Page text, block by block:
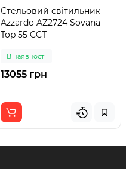
Стельовий світильник
Azzardo AZ2724 Sovana
Top 55 CCT
В наявності
13055 грн